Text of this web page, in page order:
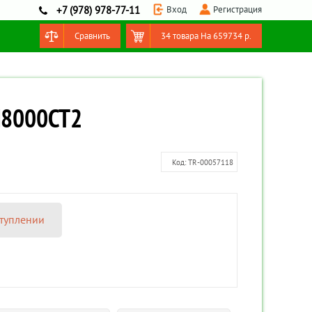
+7 (978) 978-77-11 Вход Регистрация
Сравнить 34 товара На659734 р.
Код: TR-00057118